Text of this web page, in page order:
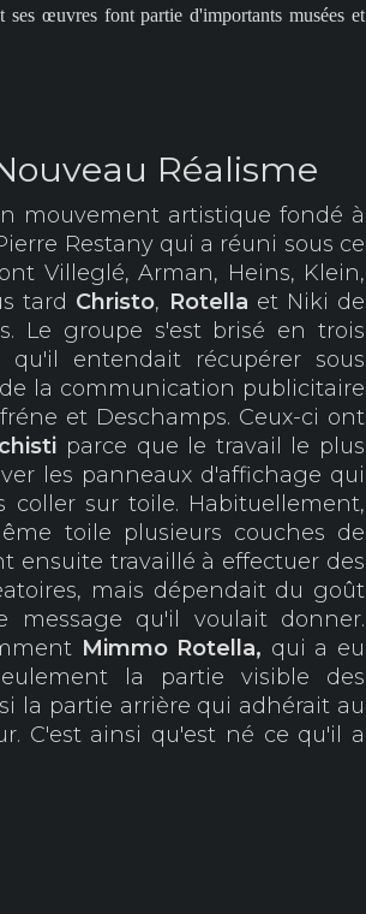
ses œuvres font partie d'importants musées et
Réalisme
mouvement artistique fondé à
Restany qui a réuni sous ce
Villeglé, Arman, Heins, Klein,
tard Christo, Rotella et Niki de
Le groupe s'est brisé en trois
entendait récupérer sous
la communication publicitaire
et Deschamps. Ceux-ci ont
parce que le travail le plus
les panneaux d'affichage qui
sur toile. Habituellement,
toile plusieurs couches de
ensuite travaillé à effectuer des
mais dépendait du goût
message qu'il voulait donner.
Mimmo Rotella, qui a eu
la partie visible des
la partie arrière qui adhérait au
C'est ainsi qu'est né ce qu'il a